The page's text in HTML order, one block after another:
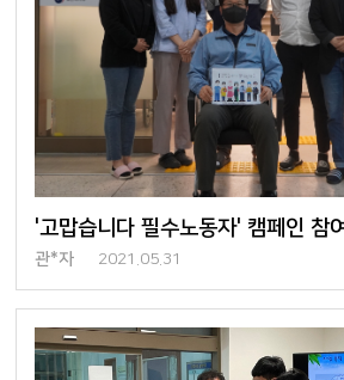
'고맙습니다 필수노동자' 캠페인 참여
관*자 2021.05.31